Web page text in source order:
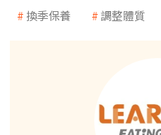
換季保養
調整體質